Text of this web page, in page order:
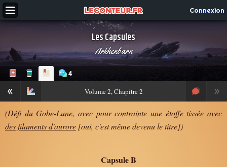
Connexion
Les Capsules
Arkhenbarn
4
« »
Volume2, Chapitre 2
(Défi du Gobe-Lune, avec pour contrainte une étoffe tissée avec
des filaments d'aurore [oui, c'est même devenu le titre])
Capsule B